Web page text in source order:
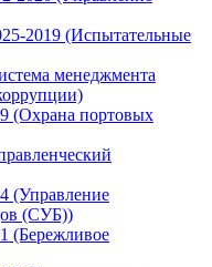
2019 (Испытательные
менеджмента
(Охрана портовых
(Управление
(СУБ))
(Бережливое